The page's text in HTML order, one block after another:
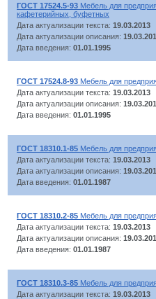
ГОСТ 17524.5-93 Мебель для
кафетерийных, буфетных
Дата актуализации текста: 19.03.2013
Дата актуализации описания:
Дата введения: 01.01.1995
ГОСТ 17524.8-93 Мебель для
Дата актуализации текста: 19.03.2013
Дата актуализации описания:
Дата введения: 01.01.1995
ГОСТ 18310.1-85 Мебель для
Дата актуализации текста: 19.03.2013
Дата актуализации описания:
Дата введения: 01.01.1987
ГОСТ 18310.2-85 Мебель для
Дата актуализации текста: 19.03.2013
Дата актуализации описания:
Дата введения: 01.01.1987
ГОСТ 18310.3-85 Мебель для
Дата актуализации текста: 19.03.2013